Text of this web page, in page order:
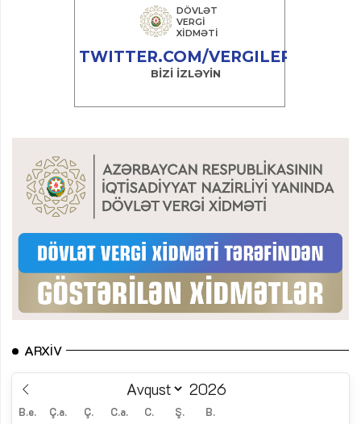
ARXIV
B.e. Ç.a. Ç. C.a. C. Ş. B.